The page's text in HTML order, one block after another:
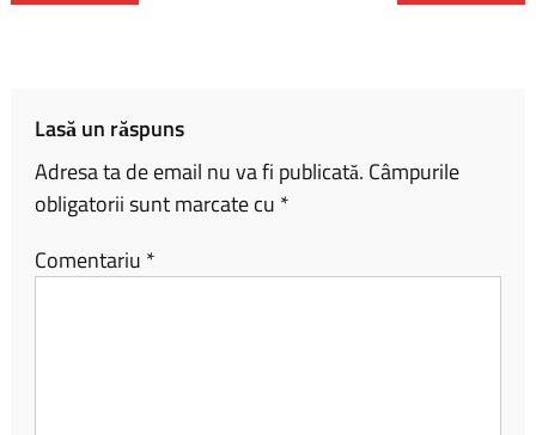
Lasă un răspuns
Adresa ta de email nu va fi publicată. Câmpurile
obligatorii sunt marcate cu *
Comentariu *